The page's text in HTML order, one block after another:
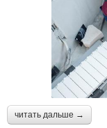
читать дальше →